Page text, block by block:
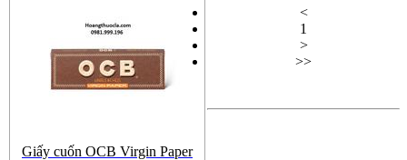
Giấy cuốn OCB Virgin Paper
<
1
>
>>